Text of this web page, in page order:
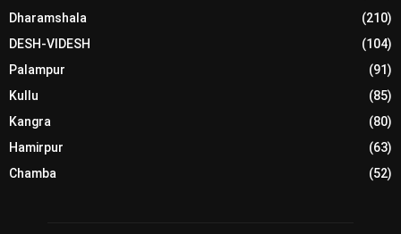
Dharamshala
(210)
DESH-VIDESH
(104)
Palampur
(91)
Kullu
(85)
Kangra
(80)
Hamirpur
(63)
Chamba
(52)